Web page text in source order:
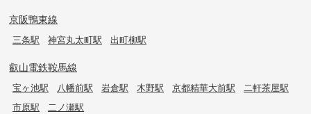
京阪鴨東線
三条駅 神宮丸太町駅 出町柳駅
叡山電鉄鞍馬線
宝ヶ池駅 八幡前駅 岩倉駅 木野駅 京都精華大前駅
二軒茶屋駅
市原駅
二ノ瀬駅